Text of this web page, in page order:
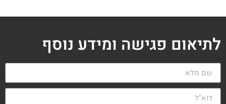
לתיאום פגישה ומידע נוסף